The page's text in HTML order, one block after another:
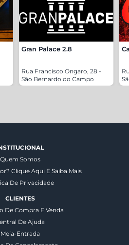
Gran Palace 2.8
Rua Francisco Ongaro, 28 -
São Bernardo do Campo
Quem Somos
Clique Aqui E Saiba Mais
De Privacidade
CLIENTES
De Compra E Venda
De Ajuda
Meia-Entrada